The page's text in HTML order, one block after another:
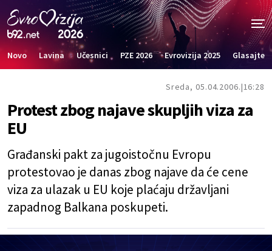
Novo Lavina Učesnici PZE 2026 Evrovizija 2025 Glasajte
Sreda, 05.04.2006. 16:28
Protest zbog najave skupljih viza za
EU
Građanski pakt za jugoistočnu Evropu
protestovao je danas zbog najave da će cene
viza za ulazak u EU koje plaćaju državljani
zapadnog Balkana poskupeti.